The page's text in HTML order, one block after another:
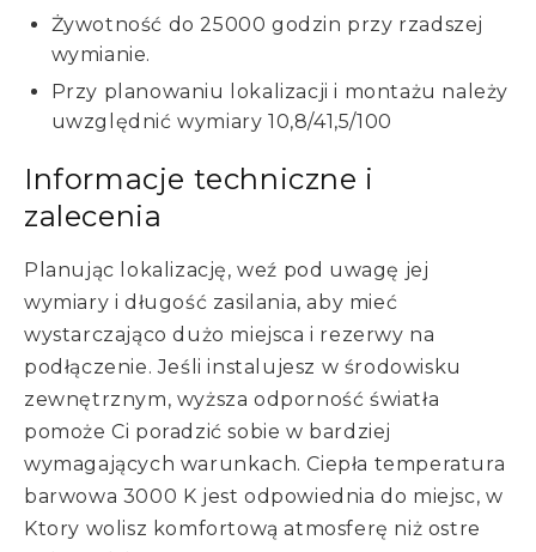
Żywotność do 25000 godzin przy rzadszej
wymianie.
Przy planowaniu lokalizacji i montażu należy
uwzględnić wymiary 10,8/41,5/100
Informacje techniczne i
zalecenia
Planując lokalizację, weź pod uwagę jej
wymiary i długość zasilania, aby mieć
wystarczająco dużo miejsca i rezerwy na
podłączenie. Jeśli instalujesz w środowisku
zewnętrznym, wyższa odporność światła
pomoże Ci poradzić sobie w bardziej
wymagających warunkach. Ciepła temperatura
barwowa 3000 K jest odpowiednia do miejsc, w
Ktory wolisz komfortową atmosferę niż ostre